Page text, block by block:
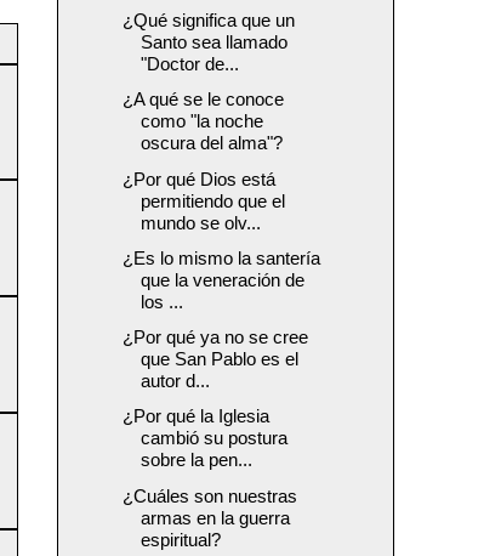
¿Qué significa que un
Santo sea llamado
"Doctor de...
¿A qué se le conoce
como "la noche
oscura del alma"?
¿Por qué Dios está
permitiendo que el
mundo se olv...
¿Es lo mismo la santería
que la veneración de
los ...
¿Por qué ya no se cree
que San Pablo es el
autor d...
¿Por qué la Iglesia
cambió su postura
sobre la pen...
¿Cuáles son nuestras
armas en la guerra
espiritual?